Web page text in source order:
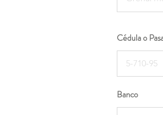
Cédula o
Banco